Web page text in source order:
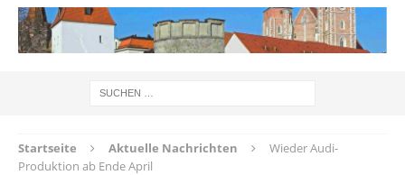
Startseite Aktuelle Nachrichten
Wieder Audi-
Produktion ab Ende April